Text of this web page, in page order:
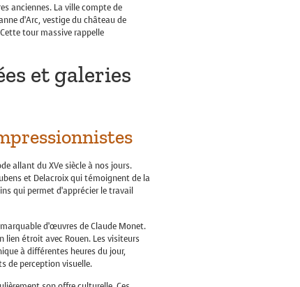
anciennes. La ville compte de
d’Arc, vestige du château de
tour massive rappelle
et galeries
allant du XVe siècle à nos jours.
et Delacroix qui témoignent de la
qui permet d’apprécier le travail
d’œuvres de Claude Monet.
étroit avec Rouen. Les visiteurs
à différentes heures du jour,
de perception visuelle.